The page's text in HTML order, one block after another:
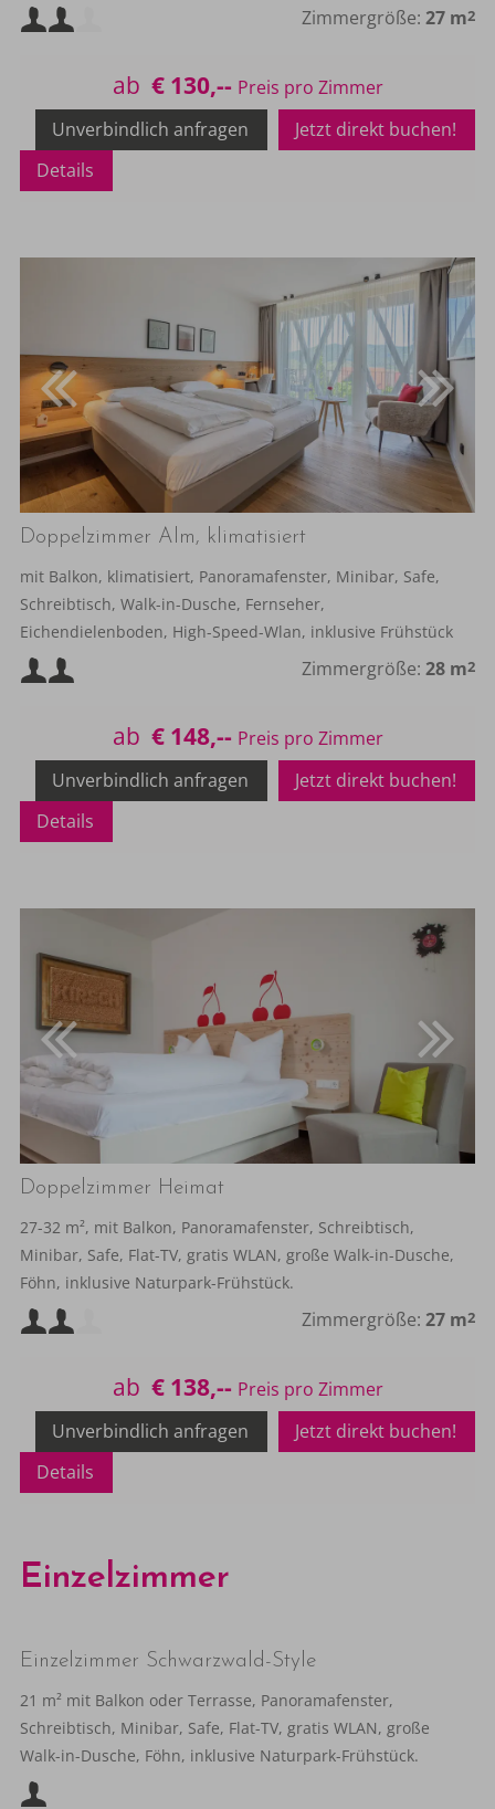
Mindestbelegung:
Maximalbelegung:
Zimmergröße: 27 m2
ab € 130,--
Jetzt direkt buchen!
Unverbindlich anfragen
Details
Doppelzimmer Alm, klimatisiert
mit Balkon, klimatisiert, Panoramafenster, Minibar, Safe,
Schreibtisch, Walk-in-Dusche, Fernseher,
Eichendielenboden, High-Speed-Wlan, inklusive Frühstück
Mindestbelegung:
Maximalbelegung:
Zimmergröße: 28 m2
ab € 148,--
Jetzt direkt buchen!
Unverbindlich anfragen
Details
Doppelzimmer Heimat
27-32 m², mit Balkon, Panoramafenster, Schreibtisch,
Minibar, Safe, Flat-TV, gratis WLAN, große Walk-in-Dusche,
Föhn, inklusive Naturpark-Frühstück.
Mindestbelegung:
Maximalbelegung:
Zimmergröße: 27 m2
ab € 138,--
Jetzt direkt buchen!
Unverbindlich anfragen
Details
Einzelzimmer
Einzelzimmer Schwarzwald-Style
21 m² mit Balkon oder Terrasse, Panoramafenster,
Schreibtisch, Minibar, Safe, Flat-TV, gratis WLAN, große
Walk-in-Dusche, Föhn, inklusive Naturpark-Frühstück.
Mindestbelegung: